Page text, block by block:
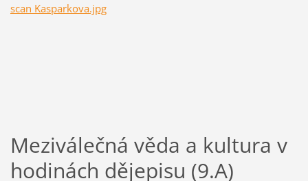
scan Kasparkova.jpg
Meziválečná věda a kultura v
hodinách dějepisu (9.A)